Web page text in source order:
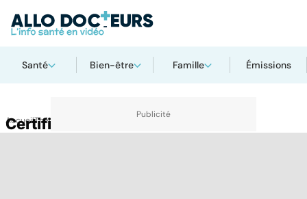
Santé Bien-être Famille Émissions
AccueilThématiques
Certificat médical